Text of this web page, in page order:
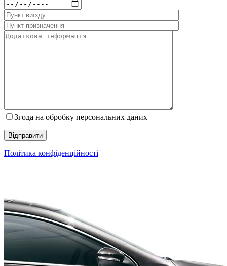
Згода на обробку персональних даних
Політика конфіденційності